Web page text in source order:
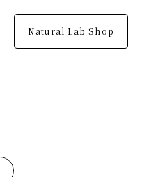
Natural Lab Shop